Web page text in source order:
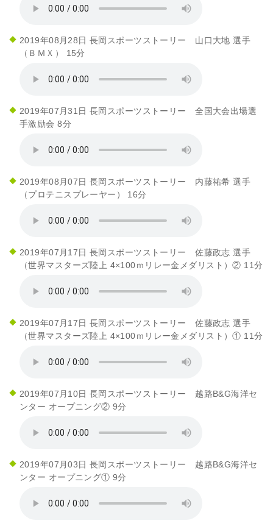
2019年08月28日 長岡スポーツストーリー 山口大地 選手
（ＢＭＸ） 15分
2019年07月31日 長岡スポーツストーリー 全国大会出場選
手激励会 8分
2019年08月07日 長岡スポーツストーリー 内藤祐希 選手
（プロテニスプレーヤー） 16分
2019年07月17日 長岡スポーツストーリー 佐藤政志 選手
（世界マスターズ陸上 4×100ｍリレー金メダリスト）② 11分
2019年07月17日 長岡スポーツストーリー 佐藤政志 選手
（世界マスターズ陸上 4×100ｍリレー金メダリスト）① 11分
2019年07月10日 長岡スポーツストーリー 越路B&G海洋セ
ンター オープニング② 9分
2019年07月03日 長岡スポーツストーリー 越路B&G海洋セ
ンター オープニング① 9分